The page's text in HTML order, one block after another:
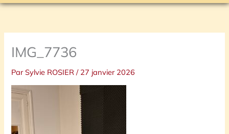
IMG_7736
ParSylvie ROSIER/ 27 janvier 2026